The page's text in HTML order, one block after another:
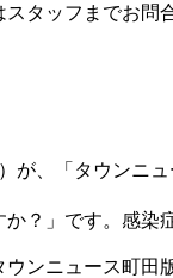
タッフまでお問
が、「タウンニ
？」です。感
ンニュース町